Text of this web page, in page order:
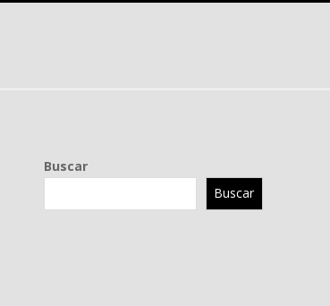
Buscar
Buscar